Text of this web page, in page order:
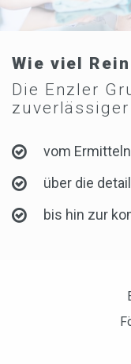
Wie viel
Die Enzler
vom
über die
bis hin zur